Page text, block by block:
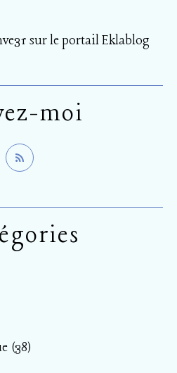
(38)
moi
sur le portail Eklablog